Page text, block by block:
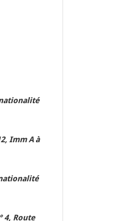
nationalité
Imm A à
4, Route